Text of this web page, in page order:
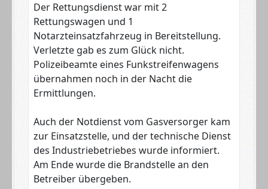
Der Rettungsdienst war mit 2
Rettungswagen und 1
Notarzteinsatzfahrzeug in Bereitstellung.
Verletzte gab es zum Glück nicht.
Polizeibeamte eines Funkstreifenwagens
übernahmen noch in der Nacht die
Ermittlungen.
Auch der Notdienst vom Gasversorger kam
zur Einsatzstelle, und der technische Dienst
des Industriebetriebes wurde informiert.
Am Ende wurde die Brandstelle an den
Betreiber übergeben.